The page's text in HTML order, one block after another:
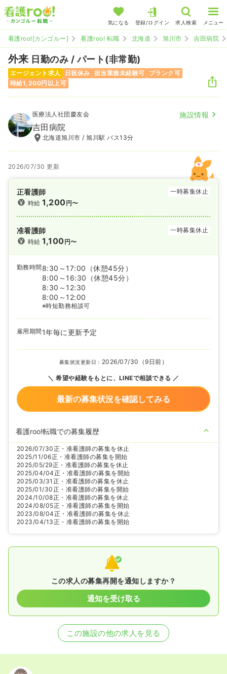
気になる 登録/ログイン 求人検索 メニュー
看護roo![カンゴルー] 看護roo! 転職 北海道 旭川市 吉田病院
外来 日勤のみ / パート(非常勤)
エージェント求人 日祝休み 担当業務未経験可
ブランク可
時給1,200円以上可
医療法人社団慶友会 施設情報
吉田病院
北海道旭川市 / 旭川駅 バス13分
2026/07/30 更新
正看護師
一時募集休止
時給1,200円〜
准看護師
一時募集休止
時給1,100円〜
勤務時間 8:30～17:00
（休憩45分）
8:00～16:30
（休憩45分）
8:30～12:30
8:00～12:00
※時短勤務相談可
雇用期間 1年毎に更新予定
募集状況更新日： 2026/07/30（9日前）
希望や経験をもとに、LINEで相談できる
最新の募集状況を確認してみる
看護roo!転職での募集履歴
2026/07/30正・准看護師の募集を休止
2025/11/06正・准看護師の募集を開始
2025/05/29正・准看護師の募集を休止
2025/04/04正・准看護師の募集を開始
2025/03/31 正・准看護師の募集を休止
2025/01/30正・准看護師の募集を開始
2024/10/08正・准看護師の募集を休止
2024/08/05正・准看護師の募集を開始
2023/08/04正・准看護師の募集を休止
2023/04/13正・准看護師の募集を開始
この求人の募集再開を通知しますか？
通知を受け取る
この施設の他の求人を見る